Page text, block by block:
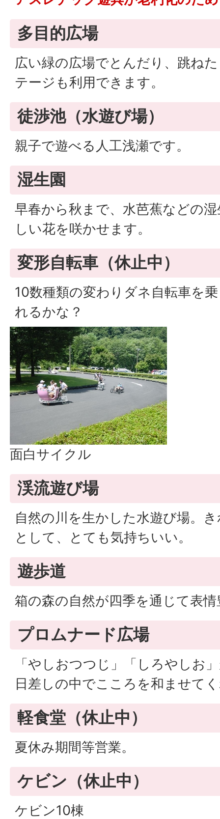
多目的広場
広い緑の広場でとんだり、跳ね
テージも利用できます。
徒渉池（水遊び場）
親子で遊べる人工浅瀬です。
湿生園
早春から秋まで、水芭蕉などの
しい花を咲かせます。
変形自転車（休止中）
10数種類の変わりダネ自転車を
れるかな？
面白サイクル
渓流遊び場
自然の川を生かした水遊び場。
として、とても気持ちいい。
遊歩道
箱の森の自然が四季を通じて表
プロムナード広場
「やしおつつじ」「しろやしお
日差しの中でこころを和ませて
軽食堂（休止中）
夏休み期間等営業。
ケビン（休止中）
ケビン10棟